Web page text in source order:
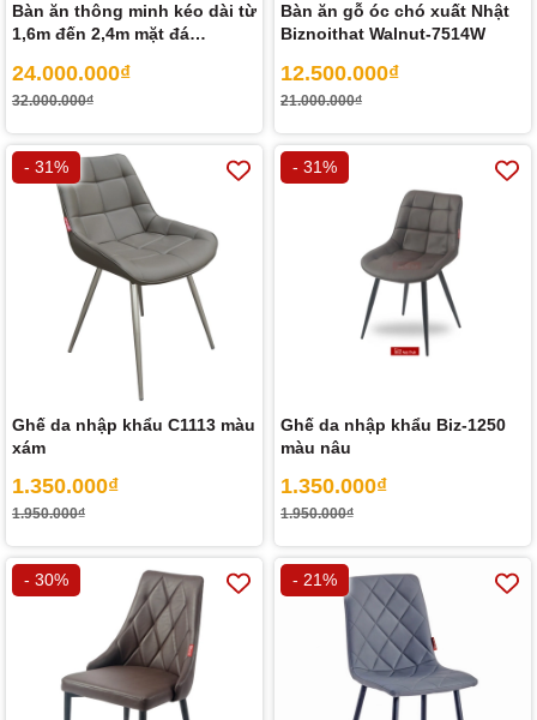
Bàn ăn thông minh kéo dài từ
1,6m đến 2,4m mặt đá
24.000.000₫
32.000.000₫
Bàn ăn gỗ óc chó xuất Nhật
Biznoithat Walnut-7514W
12.500.000₫
21.000.000₫
- 31%
Ghế da nhập khẩu C1113 màu
xám
1.350.000₫
1.950.000₫
- 31%
Ghế da nhập khẩu Biz-1250
màu nâu
1.350.000₫
1.950.000₫
- 30% - 21%